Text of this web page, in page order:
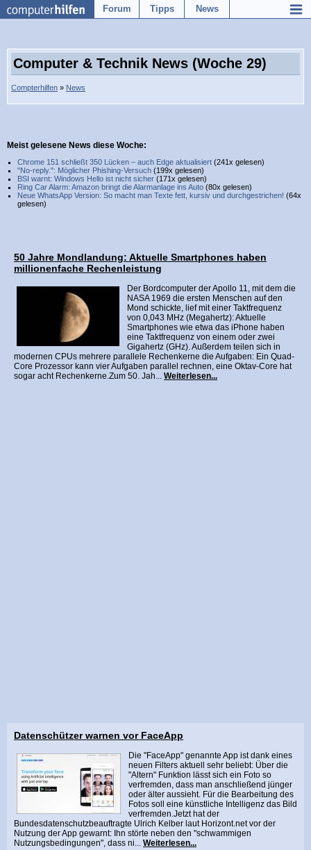
Forum Tipps News
Computer & Technik News (Woche 29)
Compterhilfen » News
Meist gelesene News diese Woche:
Chrome 151 schließt 350 Lücken – auch Edge aktualisiert (241x gelesen)
"No-reply.": Möglicher Phishing-Versuch (199x gelesen)
BSI warnt: Windows Hello ist nicht sicher (171x gelesen)
Ring Car Alarm: Amazon bringt die Alarmanlage ins Auto (80x gelesen)
Neue WhatsApp Version: So macht man Texte fett, kursiv und durchgestrichen! (64x
gelesen)
50 Jahre Mondlandung: Aktuelle Smartphones haben
millionenfache Rechenleistung
Der Bordcomputer der Apollo 11, mit dem die
NASA 1969 die ersten Menschen auf den
Mond schickte, lief mit einer Taktfrequenz
von 0,043 MHz (Megahertz): Aktuelle
Smartphones wie etwa das iPhone haben
eine Taktfrequenz von einem oder zwei
Gigahertz (GHz). Außerdem teilen sich in
modernen CPUs mehrere parallele Rechenkerne die Aufgaben: Ein Quad-
Core Prozessor kann vier Aufgaben parallel rechnen, eine Oktav-Core hat
sogar acht Rechenkerne.Zum 50. Jah... Weiterlesen...
Datenschützer warnen vor FaceApp
Die "FaceApp" genannte App ist dank eines
neuen Filters aktuell sehr beliebt: Über die
"Altern" Funktion lässt sich ein Foto so
verfremden, dass man anschließend jünger
oder älter aussieht. Für die Bearbeitung des
Fotos soll eine künstliche Intelligenz das Bild
verfremden.Jetzt hat der
Bundesdatenschutzbeauftragte Ulrich Kelber laut Horizont.net vor der
Nutzung der App gewarnt: Ihn störte neben den "schwammigen
Nutzungsbedingungen", dass ni... Weiterlesen...